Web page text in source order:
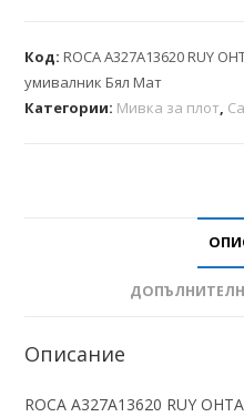
Код:ROCA A327A13620 RUY
умивалник Бял Мат
Категории: Мивка за плот,
Описание
ROCA A327A13620 RUY